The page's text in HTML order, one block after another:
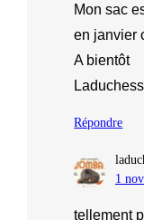
Mon sac
en janvier
A bientôt
Répondre
1
tellement